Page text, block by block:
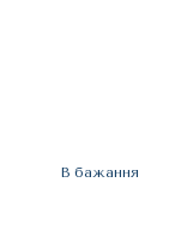
В бажання